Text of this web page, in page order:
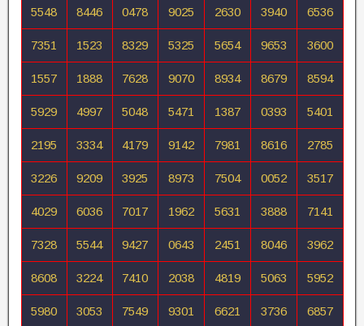
5548 8446 0478 9025 2630 3940 6536
7351 1523 8329 5325 5654 9653 3600
1557 1888 7628 9070 8934 8679 8594
5929 4997 5048 5471 1387 0393 5401
2195 3334 4179 9142 7981 8616 2785
3226 9209 3925 8973 7504 0052 3517
4029 6036 7017 1962 5631 3888 7141
7328 5544 9427 0643 2451 8046 3962
8608 3224 7410 2038 4819 5063 5952
5980 3053 7549 9301 6621 3736 6857